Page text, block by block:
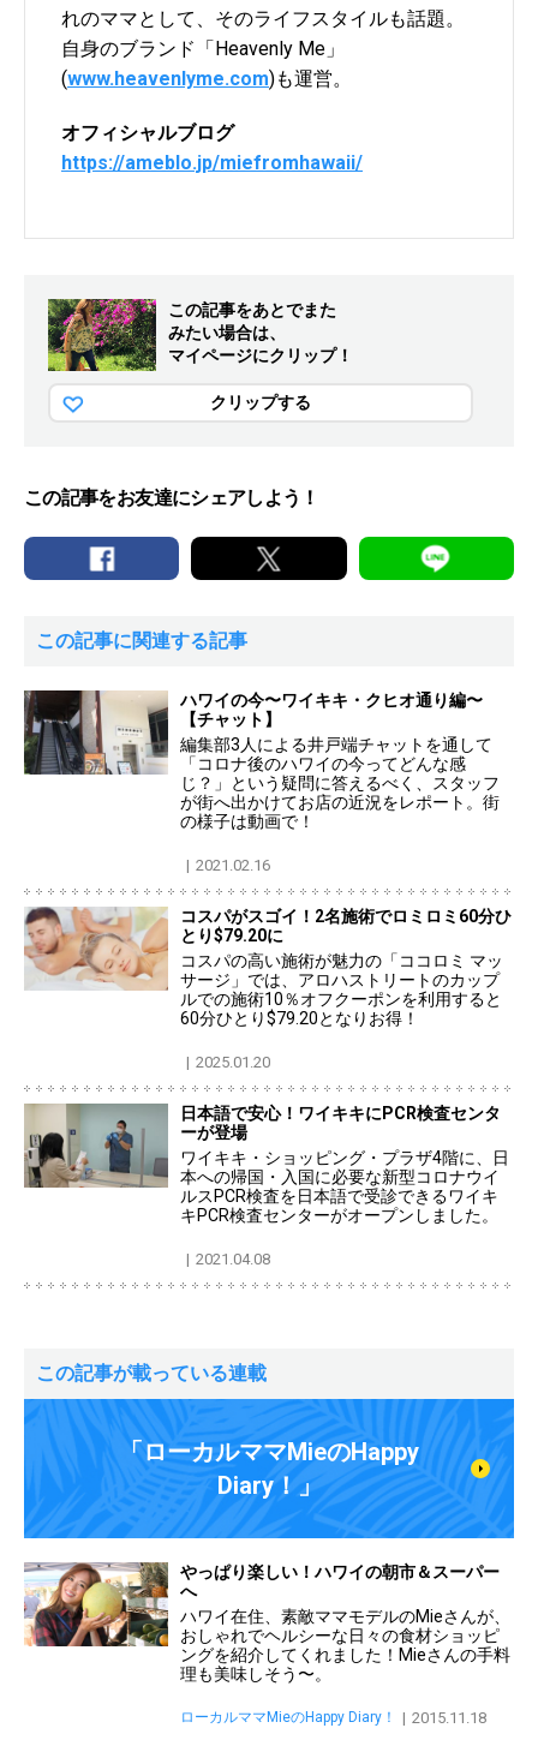
れのママとして、そのライフスタイルも話題。
自身のブランド「Heavenly Me」
(www.heavenlyme.com)も運営。
オフィシャルブログ
https://ameblo.jp/miefromhawaii/
この記事をあとでまた
みたい場合は、
マイページにクリップ！
クリップする
この記事をお友達にシェアしよう！
この記事に関連する記事
ハワイの今〜ワイキキ・クヒオ通り編〜
【チャット】
編集部3人による井戸端チャットを通して
「コロナ後のハワイの今ってどんな感
じ？」という疑問に答えるべく、スタッフ
が街へ出かけてお店の近況をレポート。街
の様子は動画で！
2021.02.16
コスパがスゴイ！2名施術でロミロミ60分ひ
とり$79.20に
コスパの高い施術が魅力の「ココロミ マッ
サージ」では、アロハストリートのカップ
ルでの施術10％オフクーポンを利用すると
60分ひとり$79.20となりお得！
2025.01.20
日本語で安心！ワイキキにPCR検査センタ
ーが登場
ワイキキ・ショッピング・プラザ4階に、日
本への帰国・入国に必要な新型コロナウイ
ルスPCR検査を日本語で受診できるワイキ
キPCR検査センターがオープンしました。
2021.04.08
この記事が載っている連載
「ローカルママMieのHappy
Diary！」
やっぱり楽しい！ハワイの朝市＆スーパー
へ
ハワイ在住、素敵ママモデルのMieさんが、
おしゃれでヘルシーな日々の食材ショッピ
ングを紹介してくれました！Mieさんの手料
理も美味しそう〜。
ローカルママMieのHappy Diary！ 2015.11.18